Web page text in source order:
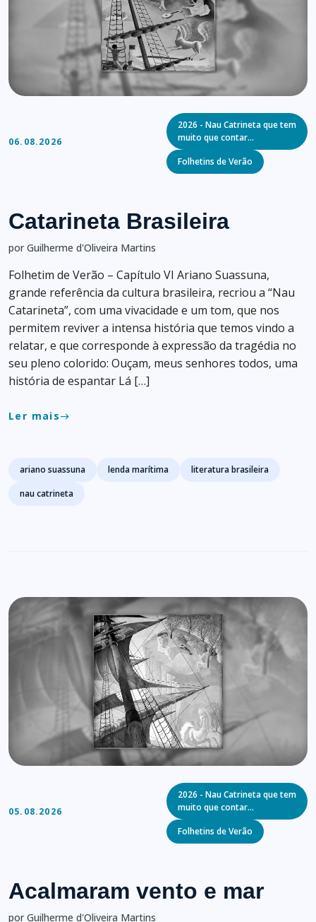
06.08.2026
Categories
2026 - Nau Catrineta que tem
muito que contar…
Folhetins de Verão
Catarineta Brasileira
por Guilherme d'Oliveira Martins
Folhetim de Verão – Capítulo VI Ariano Suassuna,
grande referência da cultura brasileira, recriou a “Nau
Catarineta”, com uma vivacidade e um tom, que nos
permitem reviver a intensa história que temos vindo a
relatar, e que corresponde à expressão da tragédia no
seu pleno colorido: Ouçam, meus senhores todos, uma
história de espantar Lá […]
Ler maiseast
Tags
ariano suassuna lenda marítima
literatura brasileira
nau catrineta
05.08.2026
Categories
2026 - Nau Catrineta que tem
muito que contar…
Folhetins de Verão
Acalmaram vento e mar
por Guilherme d'Oliveira Martins